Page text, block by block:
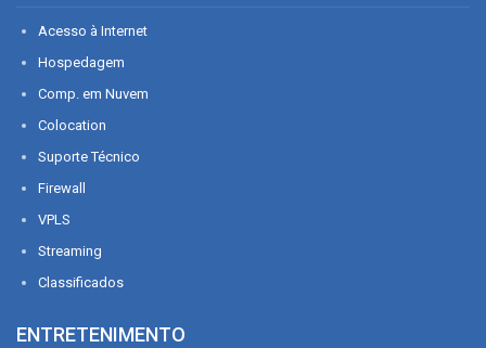
Acesso à Internet
Hospedagem
Comp. em Nuvem
Colocation
Suporte Técnico
Firewall
VPLS
Streaming
Classificados
ENTRETENIMENTO